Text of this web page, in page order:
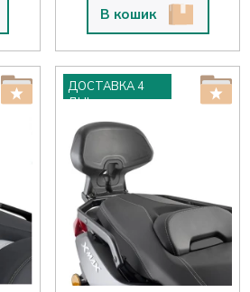
В кошик
ДОСТАВКА 4
ДНІ